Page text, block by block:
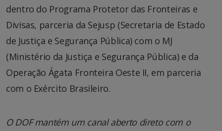
dentro do Programa Protetor das Fronteiras e
Divisas, parceria da Sejusp (Secretaria de Estado
de Justiça e Segurança Pública) com o MJ
(Ministério da Justiça e Segurança Pública) e da
Operação Ágata Fronteira Oeste II, em parceria
com o Exército Brasileiro.
O DOF mantém um canal aberto direto com o